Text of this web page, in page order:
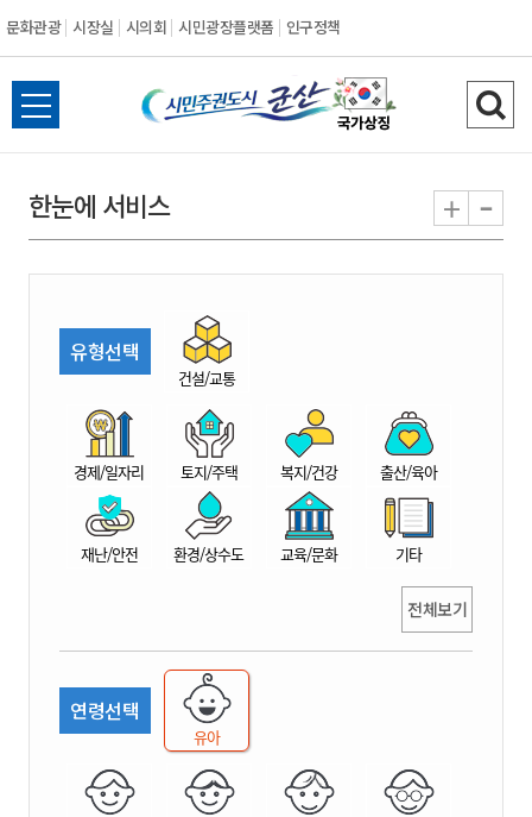
문화관광 시장실 시의회 시민광장플랫폼 인구정책
시
민
권
시
산
전
체
뉴
열
검
색
기
한눈에 서비스 + -
유형선택
건설/교통
경제/일자리 토지/주택 복지/건강 출산/육아
재난/안전 환경/상수도 교육/문화 기타
전체보기
연령선택
유아